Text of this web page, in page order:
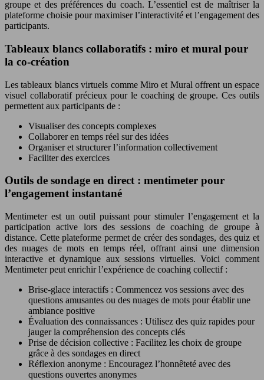
groupe et des préférences du coach. L’essentiel est de maîtriser la
plateforme choisie pour maximiser l’interactivité et l’engagement des
participants.
Tableaux blancs collaboratifs : miro et mural pour
la co-création
Les tableaux blancs virtuels comme Miro et Mural offrent un espace
visuel collaboratif précieux pour le coaching de groupe. Ces outils
permettent aux participants de :
Visualiser des concepts complexes
Collaborer en temps réel sur des idées
Organiser et structurer l’information collectivement
Faciliter des exercices
Outils de sondage en direct : mentimeter pour
l’engagement instantané
Mentimeter est un outil puissant pour stimuler l’engagement et la
participation active lors des sessions de coaching de groupe à
distance. Cette plateforme permet de créer des sondages, des quiz et
des nuages de mots en temps réel, offrant ainsi une dimension
interactive et dynamique aux sessions virtuelles. Voici comment
Mentimeter peut enrichir l’expérience de coaching collectif :
Brise-glace interactifs : Commencez vos sessions avec des
questions amusantes ou des nuages de mots pour établir une
ambiance positive
Évaluation des connaissances : Utilisez des quiz rapides pour
jauger la compréhension des concepts clés
Prise de décision collective : Facilitez les choix de groupe
grâce à des sondages en direct
Réflexion anonyme : Encouragez l’honnêteté avec des
questions ouvertes anonymes